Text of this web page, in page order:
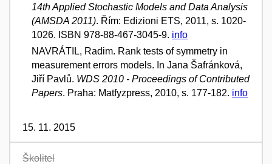
14th Applied Stochastic Models and Data Analysis
(AMSDA 2011). Řím: Edizioni ETS, 2011, s. 1020-
1026. ISBN 978-88-467-3045-9. info
NAVRÁTIL, Radim. Rank tests of symmetry in
measurement errors models. In Jana Šafránková,
Jiří Pavlů. WDS 2010 - Proceedings of Contributed
Papers. Praha: Matfyzpress, 2010, s. 177-182. info
15. 11. 2015
Školitel